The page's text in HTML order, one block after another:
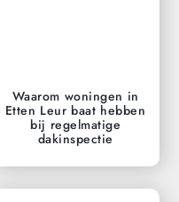
Waarom woningen in
Etten Leur baat hebben
bij regelmatige
dakinspectie